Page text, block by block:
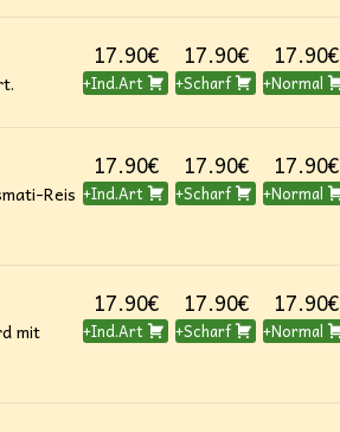
17.90€
+Ind.Art
17.90€
+Scharf
17.90€
+Normal
17.90€
+Ind.Art
17.90€
+Scharf
17.90€
+Normal
Reis
17.90€
+Ind.Art
17.90€
+Scharf
17.90€
+Normal
mit